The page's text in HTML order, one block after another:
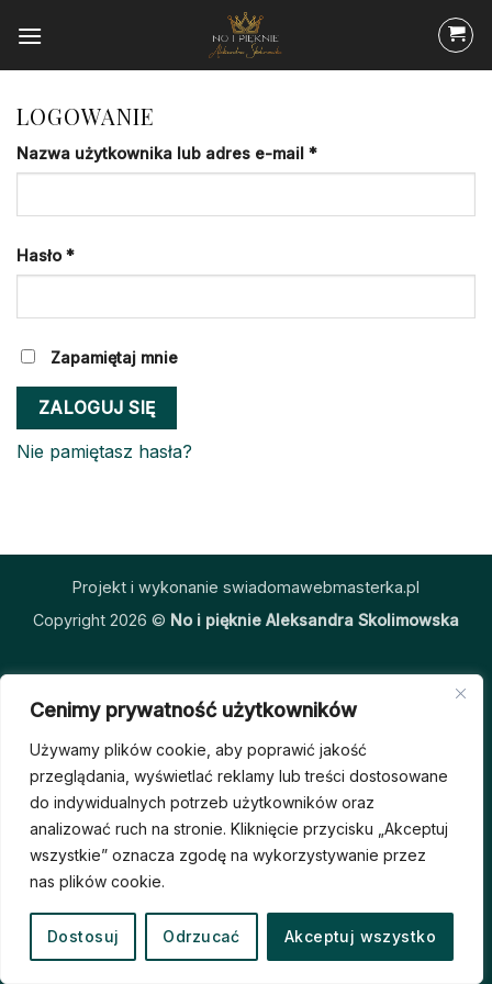
Cenimy prywatność użytkowników
Używamy plików cookie, aby poprawić jakość
przeglądania, wyświetlać reklamy lub treści dostosowane
do indywidualnych potrzeb użytkowników oraz
analizować ruch na stronie. Kliknięcie przycisku „Akceptuj
wszystkie” oznacza zgodę na wykorzystywanie przez
nas plików cookie.
Dostosuj Odrzucać Akceptuj wszystko
do
zawartości
LOGOWANIE
Nazwa użytkownika lub adres e-mail *Wymagane
Hasło*Wymagane
Zapamiętaj mnie
ZALOGUJ SIĘ
Nie pamiętasz hasła?
Projekt i wykonanie swiadomawebmasterka.pl
Copyright 2026 © No i pięknie Aleksandra Skolimowska
OPEN